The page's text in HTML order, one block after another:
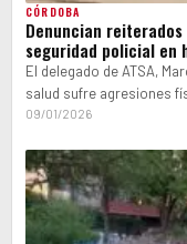
CÓRDOBA
Denuncian
seguridad policial en
El delegado de ATSA,
salud sufre agresiones
09/01/2026